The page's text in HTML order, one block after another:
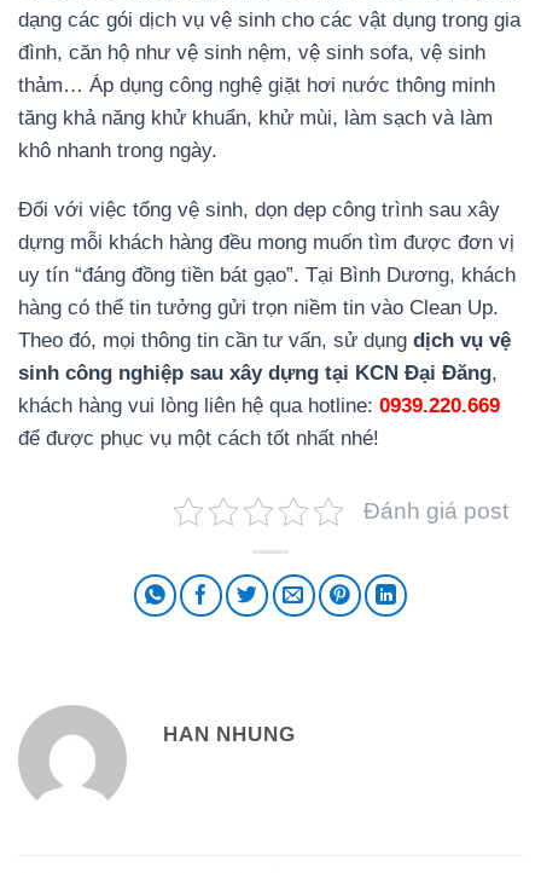
dạng các gói dịch vụ vệ sinh cho các vật dụng trong gia
đình, căn hộ như vệ sinh nệm, vệ sinh sofa, vệ sinh
thảm… Áp dụng công nghệ giặt hơi nước thông minh
tăng khả năng khử khuẩn, khử mùi, làm sạch và làm
khô nhanh trong ngày.
Đối với việc tổng vệ sinh, dọn dẹp công trình sau xây
dựng mỗi khách hàng đều mong muốn tìm được đơn vị
uy tín “đáng đồng tiền bát gạo”. Tại Bình Dương, khách
hàng có thể tin tưởng gửi trọn niềm tin vào Clean Up.
Theo đó, mọi thông tin cần tư vấn, sử dụng dịch vụ vệ
sinh công nghiệp sau xây dựng tại KCN Đại Đăng,
khách hàng vui lòng liên hệ qua hotline: 0939.220.669
để được phục vụ một cách tốt nhất nhé!
Đánh giá post
HAN NHUNG